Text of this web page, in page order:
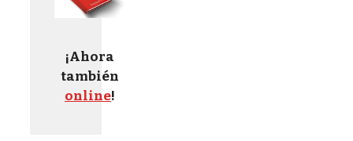
¡Ahora
también
online!